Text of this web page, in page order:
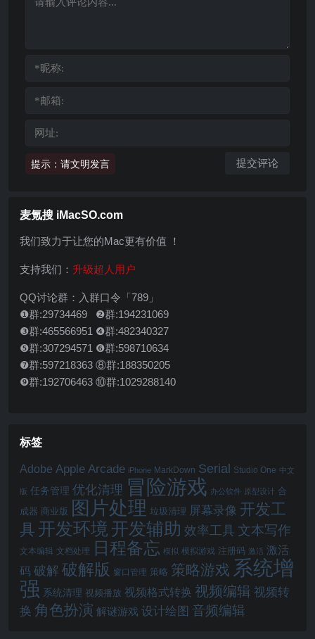
提示：请文明发言
麦氪搜 iMacSO.com
我们致力于让您的Mac更有价值 ！
支持我们： 升级超人用户
QQ讨论群：入群口令「789」
❶群:29734469 ❷群:194231069
❸群:465566951 ❹群:482340327
❺群:307294571 ❻群:598710634
❼群:597218363 ⑧群:188350205
❾群:192706463 ⑩群:1029288140
标签
Adobe Apple Arcade iPhone MarkDown Serial Studio One 中文
版 任务管理 优化清理 冒险游戏 办公软件 原型设计 合
成器 商业版 图片处理 垃圾清理 屏幕录像 开发工
具 开发环境 开发辅助 效率工具 文本写作
文本编辑 文档处理 日程备忘 模拟 模拟游戏 注册码 激活 激活
码 破解 破解版 窗口管理 策略 策略游戏 系统增
强 系统清理 视频播放 视频格式转换 视频编辑 视频转
换 角色扮演 解谜游戏 设计绘图 音频编辑